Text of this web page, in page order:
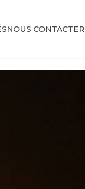
NOUS CONTACTER